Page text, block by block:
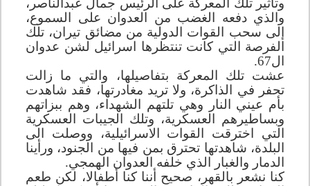
وتأثير تلك المعركة على الرئيس جمال عبدالناصر،
والذي دفعه الغضب من العدوان على السموع،
إلى سحب القوات الدولية من مضائق تيران، تلك
الفرصة التي كانت تنتظرها اسرائيل لشن عدوان
ال67.
عشت تلك المعركة بتفاصيلها، والتي ما زالت
تحفر في الذاكرة، ولا تريد مغادرتها، فقد شاهدت
بأم عيني النار وهي تلتهم الشهداء، وهم ببزاتهم
وبساطيرهم العسكرية، وتلك الجيبات العسكرية
التي اخترقت القوات الاسرائيلية، ووصلت الى
البلدة، شاهدتها تحترق بمن فيها من الجنود، ورأينا
الدمار والغبار الذي خلفه العدوان الهمجي.
كنا نشعر بالقهر، صحيح أننا كنا أطفالا، لكن طعم